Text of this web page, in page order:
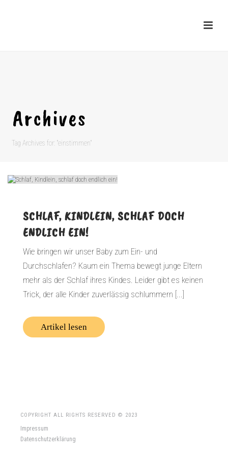
Archives
Tag Archives for: "einstimmen"
SCHLAF, KINDLEIN, SCHLAF DOCH
ENDLICH EIN!
Wie bringen wir unser Baby zum Ein- und
Durchschlafen? Kaum ein Thema bewegt junge Eltern
mehr als der Schlaf ihres Kindes. Leider gibt es keinen
Trick, der alle Kinder zuverlässig schlummern [...]
Artikel lesen
COPYRIGHT ALL RIGHTS RESERVED © 2023
Impressum
Datenschutzerklärung